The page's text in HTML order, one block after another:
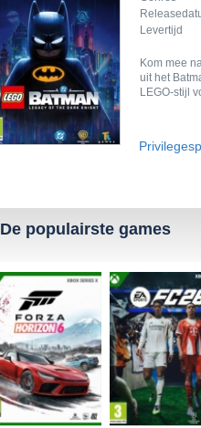
Levertijd
Kom mee
uit het
LEGO-stijl
De populairste games